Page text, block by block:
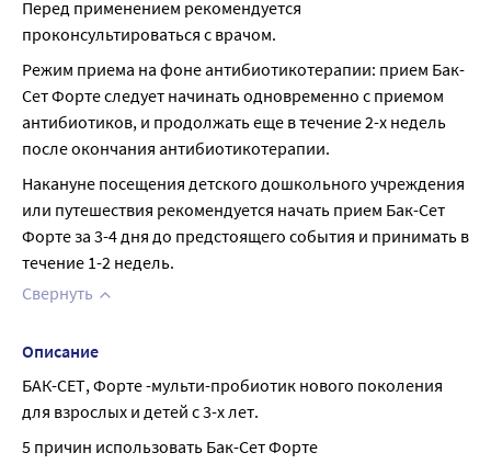
Перед применением рекомендуется
проконсультироваться с врачом.
Режим приема на фоне антибиотикотерапии: прием Бак-
Сет Форте следует начинать одновременно с приемом
антибиотиков, и продолжать еще в течение 2-х недель
после окончания антибиотикотерапии.
Накануне посещения детского дошкольного учреждения
или путешествия рекомендуется начать прием Бак-Сет
Форте за 3-4 дня до предстоящего события и принимать в
течение 1-2 недель.
Свернуть
Описание
БАК-СЕТ, Форте -мульти-пробиотик нового поколения
для взрослых и детей с 3-х лет.
5 причин использовать Бак-Сет Форте